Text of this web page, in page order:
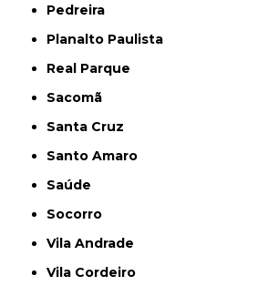
Pedreira
Planalto Paulista
Real Parque
Sacomã
Santa Cruz
Santo Amaro
Saúde
Socorro
Vila Andrade
Vila Cordeiro